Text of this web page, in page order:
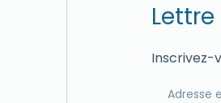
Inscrivez-
Adresse